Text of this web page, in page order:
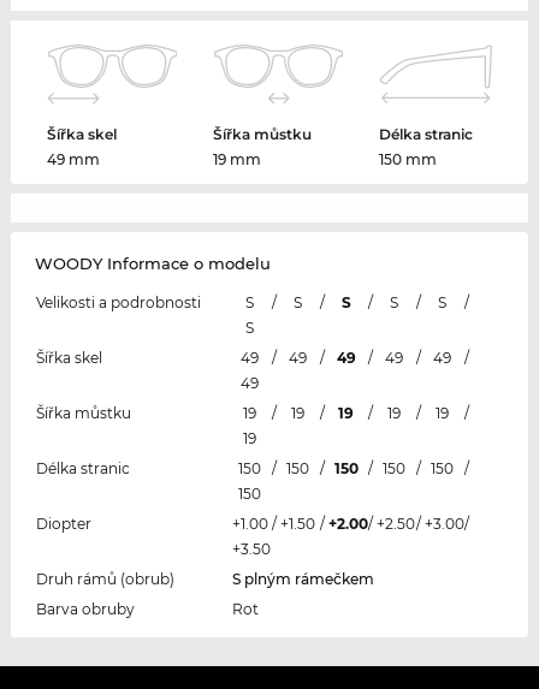
Šířka skel
49 mm
Šířka můstku
19 mm
Délka stranic
150 mm
WOODY Informace o modelu
Velikosti a podrobnosti S / S / S / S / S
/
S
Šířka skel
49 / 49 / 49 / 49 / 49
/
49
Šířka můstku
19 / 19 / 19 / 19 / 19
/
19
Délka stranic
150 / 150 / 150 / 150 / 150 /
150
Diopter
+1.00 / +1.50 / +2.00/ +2.50/ +3.00/
+3.50
Druh rámů (obrub)
S plným rámečkem
Barva obruby
Rot